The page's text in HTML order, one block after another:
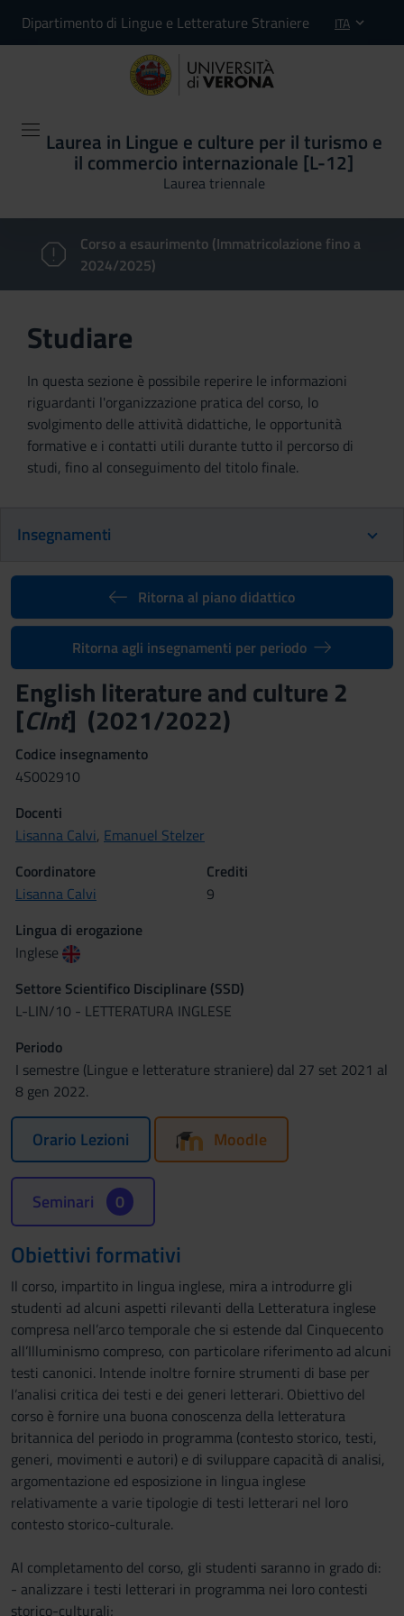
Dipartimento di Lingue e Letterature Straniere ITA
Laurea in Lingue e culture per il turismo e
il commercio internazionale [L-12]
Laurea triennale
Corso a esaurimento (Immatricolazione fino a
2024/2025)
Studiare
In questa sezione è possibile reperire le informazioni
riguardanti l'organizzazione pratica del corso, lo
svolgimento delle attività didattiche, le opportunità
formative e i contatti utili durante tutto il percorso di
studi, fino al conseguimento del titolo finale.
Insegnamenti
Ritorna al piano didattico
Ritorna agli insegnamenti per periodo
English literature and culture 2
[CInt] (2021/2022)
Codice insegnamento
4S002910
Docenti
Lisanna Calvi, Emanuel Stelzer
Coordinatore
Lisanna Calvi
Crediti
9
Lingua di erogazione
Inglese
Settore Scientifico Disciplinare (SSD)
L-LIN/10 - LETTERATURA INGLESE
Periodo
I semestre (Lingue e letterature straniere) dal 27 set 2021 al
8 gen 2022.
Orario Lezioni Moodle
Seminari 0
Obiettivi formativi
Il corso, impartito in lingua inglese, mira a introdurre gli
studenti ad alcuni aspetti rilevanti della Letteratura inglese
compresa nell’arco temporale che si estende dal Cinquecento
all’Illuminismo compreso, con particolare riferimento ad alcuni
testi canonici. Intende inoltre fornire strumenti di base per
l’analisi critica dei testi e dei generi letterari. Obiettivo del
corso è fornire una buona conoscenza della letteratura
britannica del periodo in programma (contesto storico, testi,
generi, movimenti e autori) e di sviluppare capacità di analisi,
argomentazione ed esposizione in lingua inglese
relativamente a varie tipologie di testi letterari nel loro
contesto storico-culturale.
Al completamento del corso, gli studenti saranno in grado di:
- analizzare i testi letterari in programma nei loro contesti
storico-culturali;